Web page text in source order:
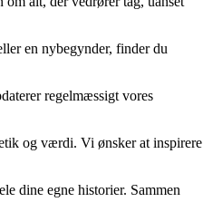
en nybegynder, finder du
regelmæssigt vores
og værdi. Vi ønsker at inspirere
dine egne historier. Sammen